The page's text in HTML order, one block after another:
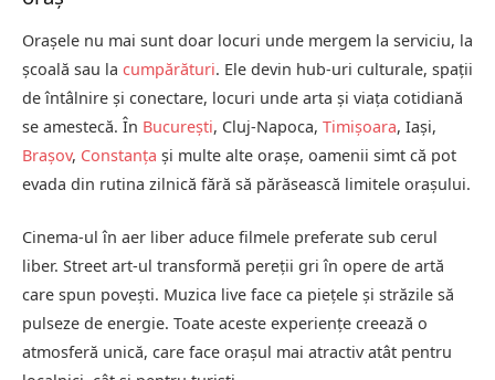
Orașele nu mai sunt doar locuri unde mergem la serviciu, la
școală sau la cumpărături. Ele devin hub-uri culturale, spații
de întâlnire și conectare, locuri unde arta și viața cotidiană
se amestecă. În București, Cluj-Napoca, Timișoara, Iași,
Brașov, Constanța și multe alte orașe, oamenii simt că pot
evada din rutina zilnică fără să părăsească limitele orașului.
Cinema-ul în aer liber aduce filmele preferate sub cerul
liber. Street art-ul transformă pereții gri în opere de artă
care spun povești. Muzica live face ca piețele și străzile să
pulseze de energie. Toate aceste experiențe creează o
atmosferă unică, care face orașul mai atractiv atât pentru